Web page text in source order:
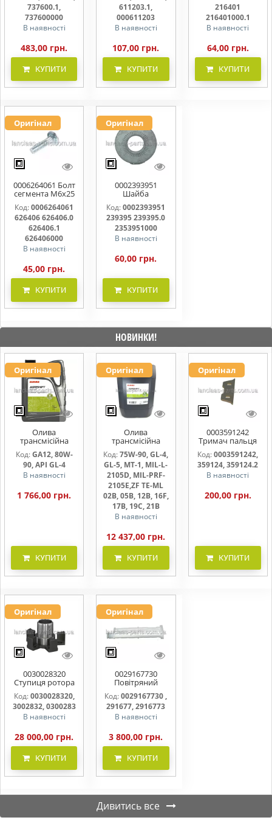
737600000
737600.1,
737600000
В наявності
483,00 грн.
КУПИТИ
000611203
611203.1,
000611203
В наявності
107,00 грн.
КУПИТИ
216401000
216401
216401000.1
В наявності
64,00 грн.
КУПИТИ
Оригінал
0006264061 Болт
сегмента М6х25
626406 626406.0
626406.1
626406000
Код:0006264061
626406 626406.0
626406.1
626406000
В наявності
45,00 грн.
КУПИТИ
Оригінал
0002393951
Шайба
контактна 239395
239395.0
2353951000
Код: 0002393951
239395 239395.0
2353951000
В наявності
60,00 грн.
КУПИТИ
НОВИНКИ!
Оригінал
Олива
трансмісійна
AGRISHIFT GA12 5
л
Код:GA12, 80W-
90, API GL-4
В наявності
1 766,00 грн.
КУПИТИ
Оригінал
Олива
трансмісійна
AGRISHIFT SYN FE
75W90 20л
Код: 75W-90, GL-4,
GL-5, MT-1, MIL-L-
2105D, MIL-PRF-
2105E,ZF TE-ML
02B, 05B, 12B, 16F,
17B, 19C, 21B
В наявності
12 437,00 грн.
КУПИТИ
Оригінал
0003591242
Тримач пальця
жниварки
Код:0003591242,
359124, 359124.2
В наявності
200,00 грн.
КУПИТИ
Оригінал
0030028320
Ступиця ротора
CLAAS
Код:0030028320,
3002832, 0300283
В наявності
28 000,00 грн.
КУПИТИ
Оригінал
0029167730
Повітряний
фільтр бака
(фільтр AdBlue)
Код: 0029167730 ,
291677, 2916773
В наявності
3 800,00 грн.
КУПИТИ
Дивитись все